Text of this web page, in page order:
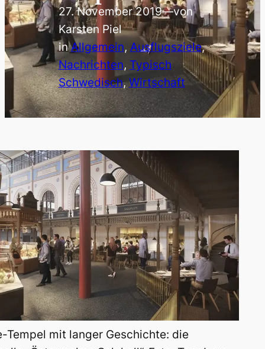
27. November 2019—von
Karsten Piel
inAllgemein, Ausflugsziele ,
Nachrichten, Typisch
Schwedisch, Wirtschaft
Tempel mit langer Geschichte: die